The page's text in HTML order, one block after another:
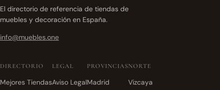
El directorio de referencia de tiendas de
muebles y decoración en España.
info@muebles.one
DIRECTORIO
Mejores Tiendas
LEGAL
Aviso Legal
PROVINCIAS
Madrid
NORTE
Vizcaya